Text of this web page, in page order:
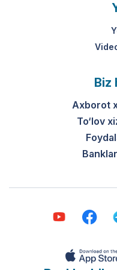
O‘zbekiston
316-son
PQ-410-son
Ijtimoiy
markazlari
Bular ilgarigi
nogironligi
internat
mehnat
Biz
Axborot
To‘lov